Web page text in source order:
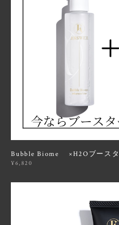
Bubble Biome ×H2Oブースタ
¥6,820